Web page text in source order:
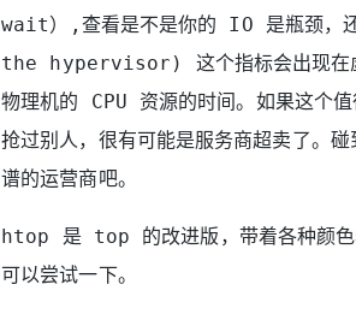
wait）,查看是不是你的 IO 是瓶
the hypervisor) 这个指标会出现在虚
物理机的 CPU 资源的时间。如果这个
抢过别人，很有可能是服务商超卖了。
谱的运营商吧。
htop 是 top 的改进版，带着各种颜色
可以尝试一下。